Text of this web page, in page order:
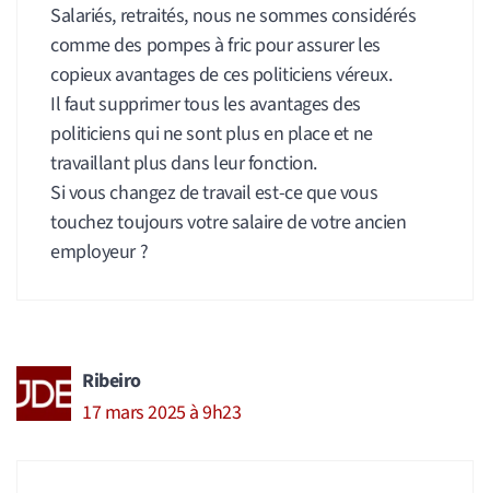
Salariés, retraités, nous ne sommes considérés
comme des pompes à fric pour assurer les
copieux avantages de ces politiciens véreux.
Il faut supprimer tous les avantages des
politiciens qui ne sont plus en place et ne
travaillant plus dans leur fonction.
Si vous changez de travail est-ce que vous
touchez toujours votre salaire de votre ancien
employeur ?
Ribeiro
17 mars 2025 à 9h23